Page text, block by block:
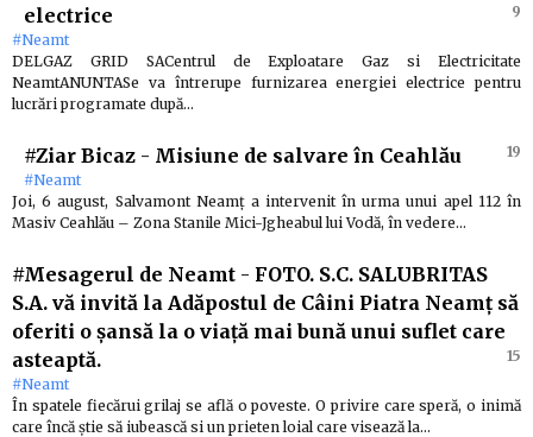
electrice
9
#Neamt
DELGAZ GRID SACentrul de Exploatare Gaz si Electricitate
NeamtANUNTASe va întrerupe furnizarea energiei electrice pentru
lucrări programate după…
#Ziar Bicaz - Misiune de salvare în Ceahlău
19
#Neamt
Joi, 6 august, Salvamont Neamț a intervenit în urma unui apel 112 în
Masiv Ceahlău – Zona Stanile Mici-Jgheabul lui Vodă, în vedere…
#Mesagerul de Neamt - FOTO. S.C. SALUBRITAS
S.A. vă invită la Adăpostul de Câini Piatra Neamț să
oferiti o șansă la o viață mai bună unui suflet care
asteaptă.
15
#Neamt
În spatele fiecărui grilaj se află o poveste. O privire care speră, o inimă
care încă știe să iubească si un prieten loial care visează la…